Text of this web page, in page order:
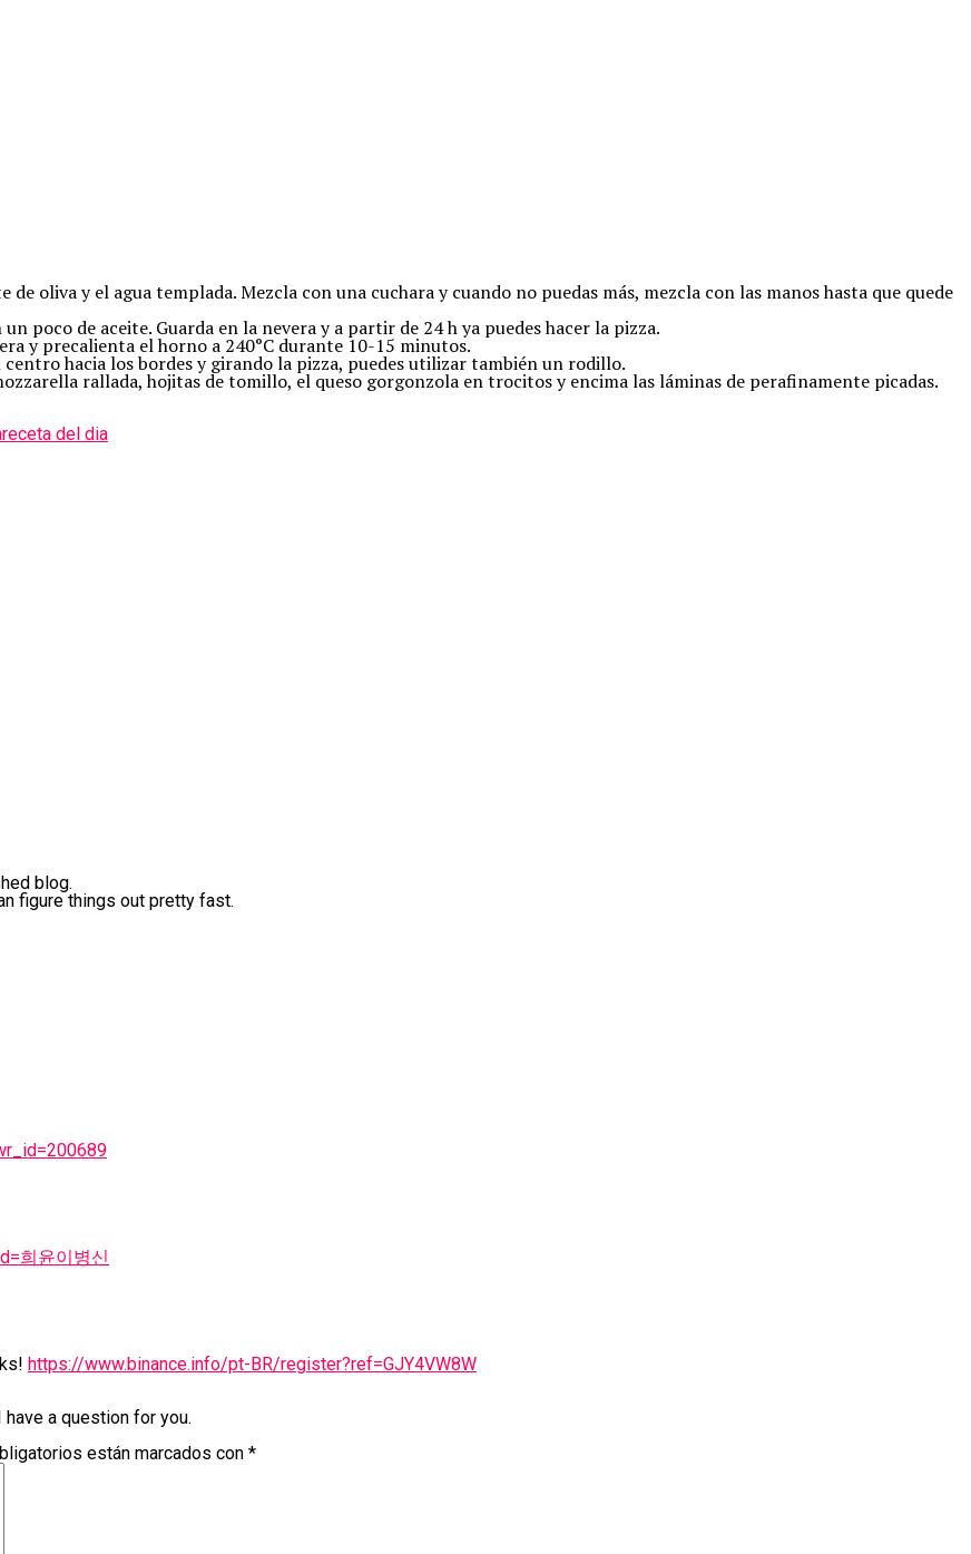
oliva y el agua templada. Mezcla con una cuchara y cuando no puedas más, mezcla con las manos hasta que quede
poco de aceite. Guarda en la nevera y a partir de 24 h ya puedes hacer la pizza.
y precalienta el horno a 240°C durante 10-15 minutos.
hacia los bordes y girando la pizza, puedes utilizar también un rodillo.
rallada, hojitas de tomillo, el queso gorgonzola en trocitos y encima las láminas de perafinamente picadas.
receta del dia
blog.
figure things out pretty fast.
희윤이병신
https://www.binance.info/pt-BR/register?ref=GJY4VW8W
a question for you.
están marcados con *